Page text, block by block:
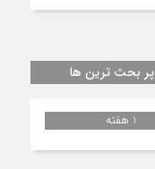
پر بحث ترین ها
1 هفته